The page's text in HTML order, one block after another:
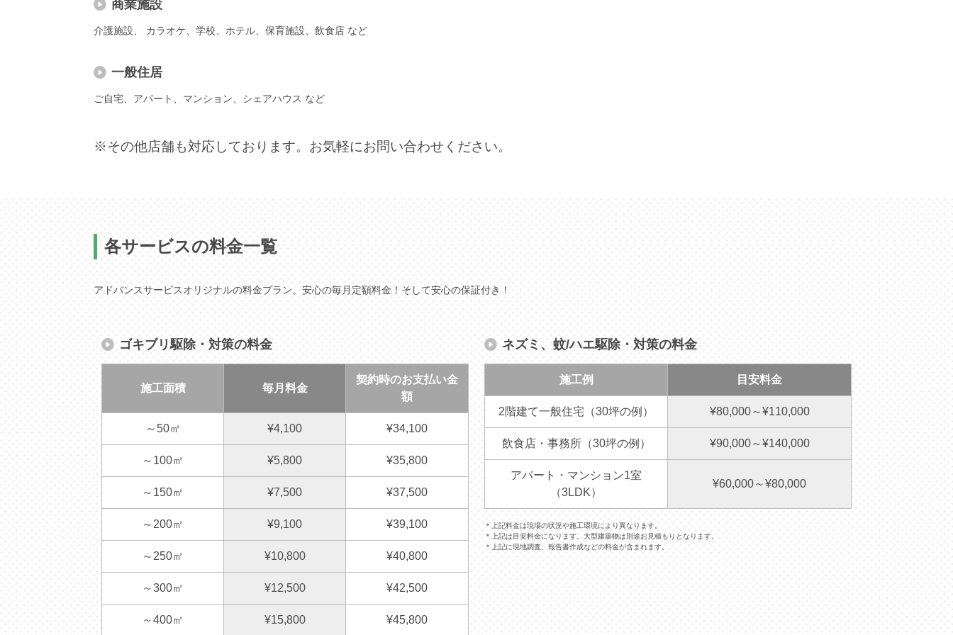
商業施設
介護施設、 カラオケ、学校、ホテル、保育施設、飲食店 など
一般住居
ご自宅、アパート、マンション、シェアハウス など
※その他店舗も対応しております。お気軽にお問い合わせください。
各サービスの料金一覧
アドバンスサービスオリジナルの料金プラン。安心の毎月定額料金！そして安心の保証付き！
ゴキブリ駆除・対策の料金
施工面積 毎月料金
契約時のお支払い金
額
～50㎡ ¥4,100 ¥34,100
～100㎡ ¥5,800 ¥35,800
～150㎡ ¥7,500 ¥37,500
～200㎡ ¥9,100 ¥39,100
～250㎡ ¥10,800 ¥40,800
～300㎡ ¥12,500 ¥42,500
～400㎡ ¥15,800 ¥45,800
ネズミ、蚊/ハエ駆除・対策の料金
施工例 目安料金
2階建て一般住宅（30坪の例） ¥80,000～¥110,000
飲食店・事務所（30坪の例） ¥90,000～¥140,000
アパート・マンション1室
（3LDK）
¥60,000～¥80,000
＊上記料金は現場の状況や施工環境により異なります。
＊上記は目安料金になります。大型建築物は別途お見積もりとなります。
＊上記に現地調査、報告書作成などの料金が含まれます。